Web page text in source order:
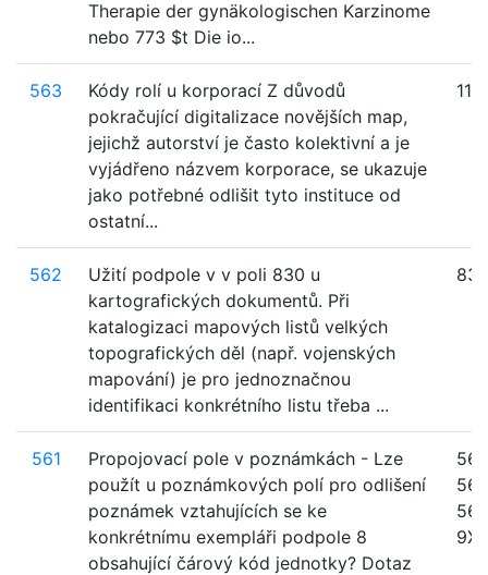
Therapie der gynäkologischen Karzinome
nebo 773 $t Die io...
563
Kódy rolí u korporací Z důvodů
pokračující digitalizace novějších map,
jejichž autorství je často kolektivní a je
vyjádřeno názvem korporace, se ukazuje
jako potřebné odlišit tyto instituce od
ostatní...
562
Užití podpole v v poli 830 u
kartografických dokumentů. Při
katalogizaci mapových listů velkých
topografických děl (např. vojenských
mapování) je pro jednoznačnou
identifikaci konkrétního listu třeba ...
830
561
Propojovací pole v poznámkách - Lze
použít u poznámkových polí pro odlišení
poznámek vztahujících se ke
konkrétnímu exempláři podpole 8
obsahující čárový kód jednotky? Dotaz
561,